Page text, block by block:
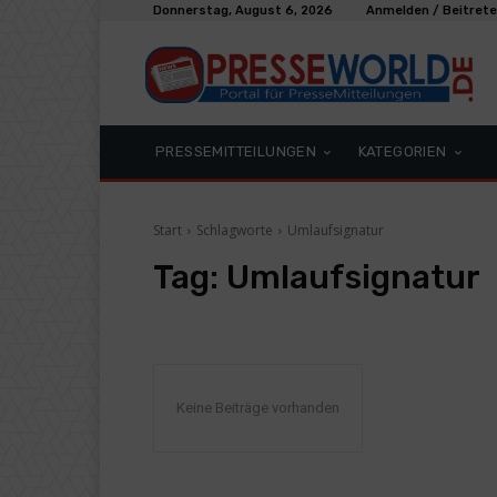
Donnerstag, August 6, 2026 Anmelden /
PRESSEMITTEILUNGEN KATEGORIEN
Start Schlagworte Umlaufsignatur
Tag: Umlaufsignatur
Keine Beiträge vorhanden